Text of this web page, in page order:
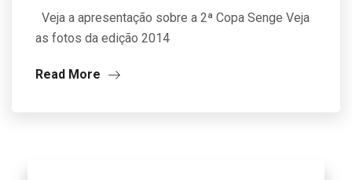
Veja a apresentação sobre a 2ª Copa Senge Veja
as fotos da edição 2014
Read More